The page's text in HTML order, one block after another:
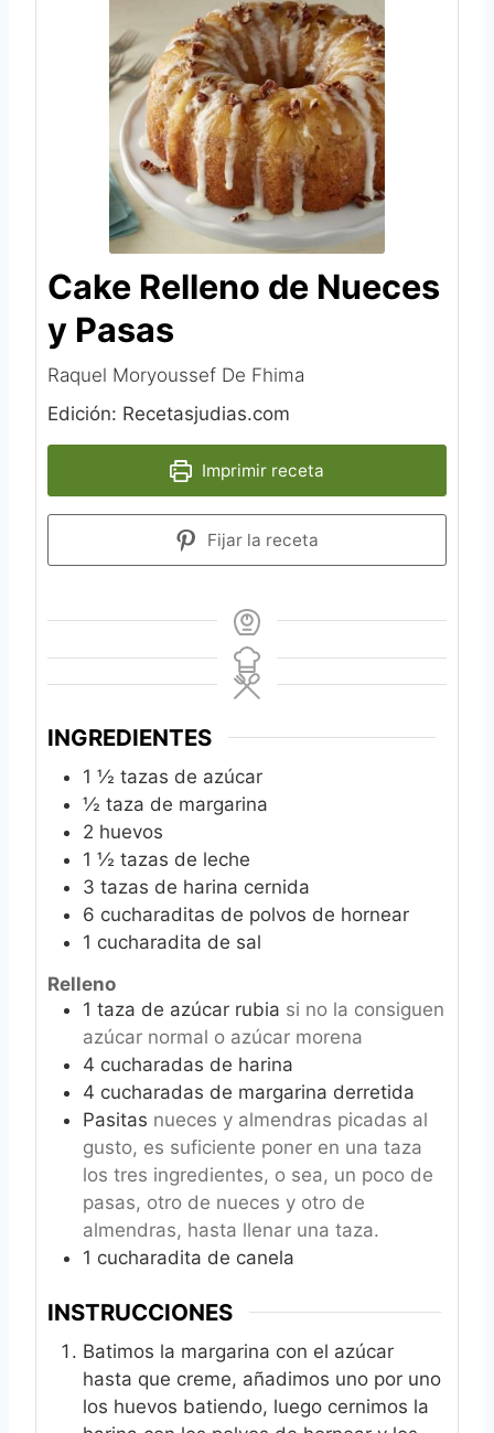
Cake Relleno de Nueces
y Pasas
Raquel Moryoussef De Fhima‎
Edición: Recetasjudias.com
Imprimir receta
Fijar la receta
INGREDIENTES
1 ½ tazas de azúcar
½ taza de margarina
2 huevos
1 ½ tazas de leche
3 tazas de harina cernida
6 cucharaditas de polvos de hornear
1 cucharadita de sal
Relleno
1 taza de azúcar rubia si no la consiguen
azúcar normal o azúcar morena
4 cucharadas de harina
4 cucharadas de margarina derretida
Pasitas nueces y almendras picadas al
gusto, es suficiente poner en una taza
los tres ingredientes, o sea, un poco de
pasas, otro de nueces y otro de
almendras, hasta llenar una taza.
1 cucharadita de canela
INSTRUCCIONES
Batimos la margarina con el azúcar
hasta que creme, añadimos uno por uno
los huevos batiendo, luego cernimos la